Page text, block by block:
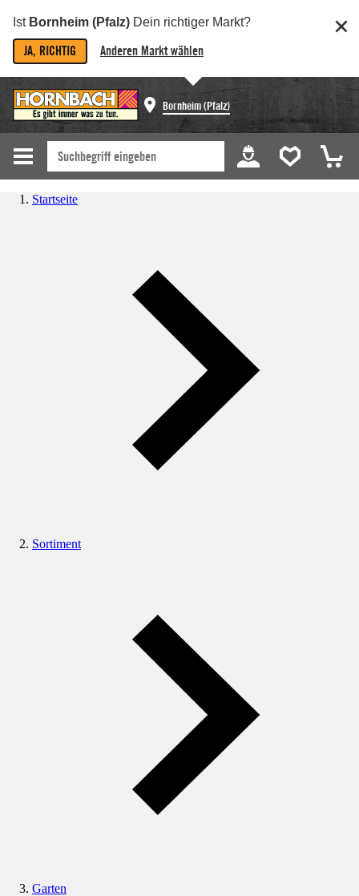
Ist Bornheim (Pfalz) Dein richtiger Markt?
JA, RICHTIG Anderen Markt wählen
Bornheim (Pfalz)
Startseite
Sortiment
Garten